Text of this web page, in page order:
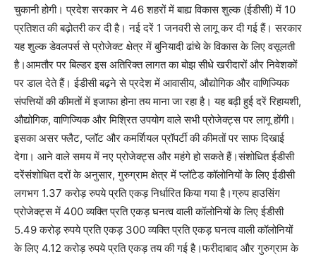
चुकानी होगी। प्रदेश सरकार ने 46 शहरों में बाह्य विकास शुल्क (ईडीसी) में 10
प्रतिशत की बढ़ोतरी कर दी है। नई दरें 1 जनवरी से लागू कर दी गई हैं। सरकार
यह शुल्क डेवलपर्स से प्रोजेक्ट क्षेत्र में बुनियादी ढांचे के विकास के लिए वसूलती
है।आमतौर पर बिल्डर इस अतिरिक्त लागत का बोझ सीधे खरीदारों और निवेशकों
पर डाल देते हैं। ईडीसी बढ़ने से प्रदेश में आवासीय, औद्योगिक और वाणिज्यिक
संपत्तियों की कीमतों में इजाफा होना तय माना जा रहा है। यह बढ़ी हुई दरें रिहायशी,
औद्योगिक, वाणिज्यिक और मिश्रित उपयोग वाले सभी प्रोजेक्ट्स पर लागू होंगी।
इसका असर फ्लैट, प्लॉट और कमर्शियल प्रॉपर्टी की कीमतों पर साफ दिखाई
देगा। आने वाले समय में नए प्रोजेक्ट्स और महंगे हो सकते हैं।संशोधित ईडीसी
दरेंसंशोधित दरों के अनुसार, गुरुग्राम क्षेत्र में प्लॉटेड कॉलोनियों के लिए ईडीसी
लगभग 1.37 करोड़ रुपये प्रति एकड़ निर्धारित किया गया है।ग्रुप हाउसिंग
प्रोजेक्ट्स में 400 व्यक्ति प्रति एकड़ घनत्व वाली कॉलोनियों के लिए ईडीसी
5.49 करोड़ रुपये प्रति एकड़ 300 व्यक्ति प्रति एकड़ घनत्व वाली कॉलोनियों
के लिए 4.12 करोड़ रुपये प्रति एकड़ तय की गई है।फरीदाबाद और गुरुग्राम के